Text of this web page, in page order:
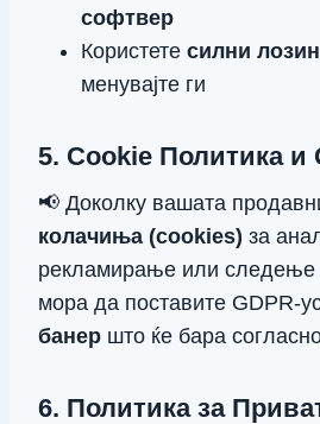
софтвер
Користете силни
менувајте ги
5. Cookie Политика и
📢 Доколку вашата
колачиња (cookies) за
рекламирање или следење
мора да поставите GDPR-
банер што ќе бара
6. Политика за